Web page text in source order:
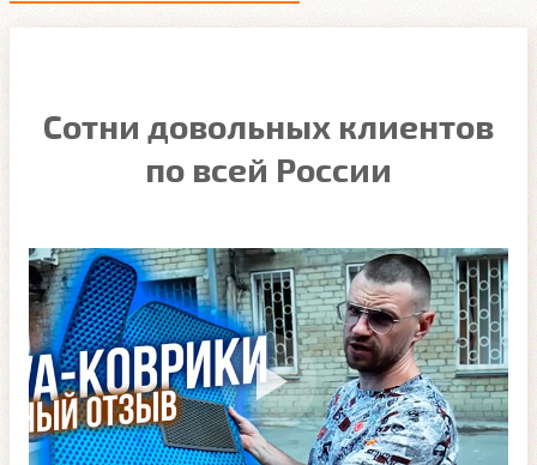
Сотни довольных клиентов
по всей России